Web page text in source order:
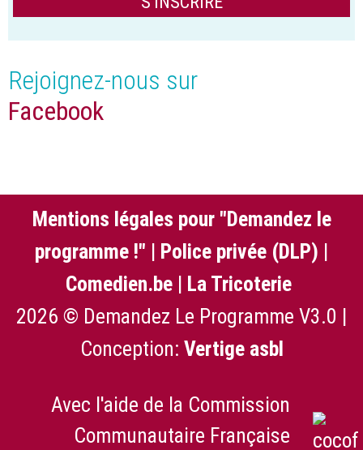
Rejoignez-nous sur
Facebook
Mentions légales pour "Demandez le
programme !" | Police privée (DLP) |
Comedien.be | La Tricoterie
2026 © Demandez Le Programme V3.0 |
Conception: Vertige asbl
Avec l'aide de la Commission
Communautaire Française